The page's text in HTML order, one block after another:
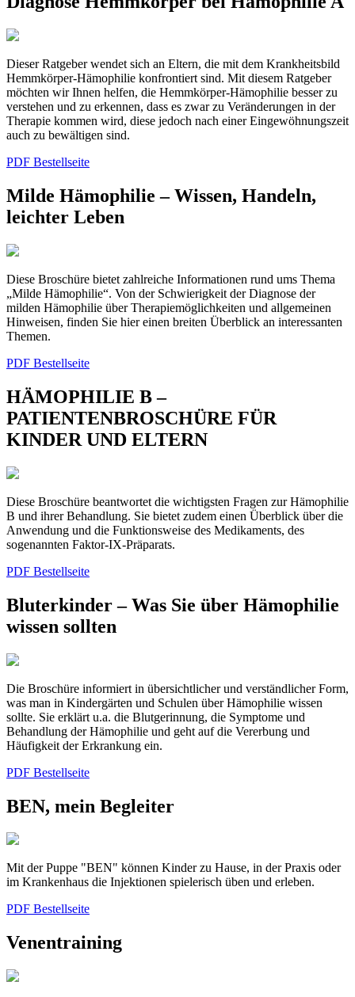
Dieser Ratgeber wendet sich an Eltern, die mit dem Krankheitsbild
Hemmkörper-Hämophilie konfrontiert sind. Mit diesem Ratgeber
möchten wir Ihnen helfen, die Hemmkörper-Hämophilie besser zu
verstehen und zu erkennen, dass es zwar zu Veränderungen in der
Therapie kommen wird, diese jedoch nach einer Eingewöhnungszeit
auch zu bewältigen sind.
PDF Bestellseite
Milde Hämophilie – Wissen, Handeln,
leichter Leben
Diese Broschüre bietet zahlreiche Informationen rund ums Thema
„Milde Hämophilie“. Von der Schwierigkeit der Diagnose der
milden Hämophilie über Therapiemöglichkeiten und allgemeinen
Hinweisen, finden Sie hier einen breiten Überblick an interessanten
Themen.
PDF Bestellseite
HÄMOPHILIE B –
PATIENTENBROSCHÜRE FÜR
KINDER UND ELTERN
Diese Broschüre beantwortet die wichtigsten Fragen zur Hämophilie
B und ihrer Behandlung. Sie bietet zudem einen Überblick über die
Anwendung und die Funktionsweise des Medikaments, des
sogenannten Faktor-IX-Präparats.
PDF Bestellseite
Bluterkinder – Was Sie über Hämophilie
wissen sollten
Die Broschüre informiert in übersichtlicher und verständlicher Form,
was man in Kindergärten und Schulen über Hämophilie wissen
sollte. Sie erklärt u.a. die Blutgerinnung, die Symptome und
Behandlung der Hämophilie und geht auf die Vererbung und
Häufigkeit der Erkrankung ein.
PDF Bestellseite
BEN, mein Begleiter
Mit der Puppe "BEN" können Kinder zu Hause, in der Praxis oder
im Krankenhaus die Injektionen spielerisch üben und erleben.
PDF Bestellseite
Venentraining